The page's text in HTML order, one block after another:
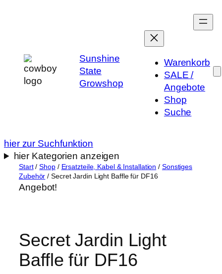
Sunshine
State
Growshop
Warenkorb
SALE /
Angebote
Shop
Suche
hier zur Suchfunktion
hier Kategorien anzeigen
Start/Shop/ Ersatzteile, Kabel & Installation / Sonstiges
Zubehör / Secret Jardin Light Baffle für DF16
Angebot!
Secret Jardin Light
Baffle für DF16